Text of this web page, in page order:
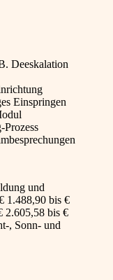
Deeskalation
Einspringen
Prozess
und
1.488,90 bis €
2.605,58 bis €
, Sonn- und